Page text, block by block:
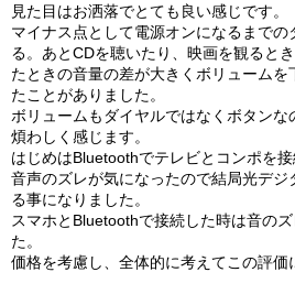
見た目はお洒落でとても良い感じです。
マイナス点として電源オンになるまでの
る。あとCDを聴いたり、映画を観ると
たときの音量の差が大きくボリュームを
たことがありました。
ボリュームもダイヤルではなくボタンな
煩わしく感じます。
はじめはBluetoothでテレビとコンポを
音声のズレが気になったので結局光デジ
る事になりました。
スマホとBluetoothで接続した時は音の
た。
価格を考慮し、全体的に考えてこの評価